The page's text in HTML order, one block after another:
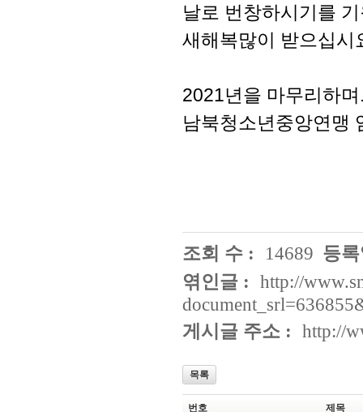
날로 번창하시기를
새해복많이 받으십시
2021년을 마무리하며
남북청소년중앙연맹
조회 수 : 14689 등
엮인글 : http://
게시글 주소 : http://
목록
번호 제목